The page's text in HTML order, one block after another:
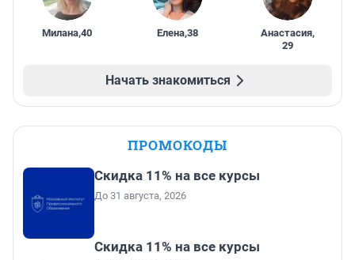
Милана,40 Елена,38 Анастасия,
29
Начать знакомиться
ПРОМОКОДЫ
Скидка 11% на все курсы
До 31 августа, 2026
Скидка 11% на все курсы